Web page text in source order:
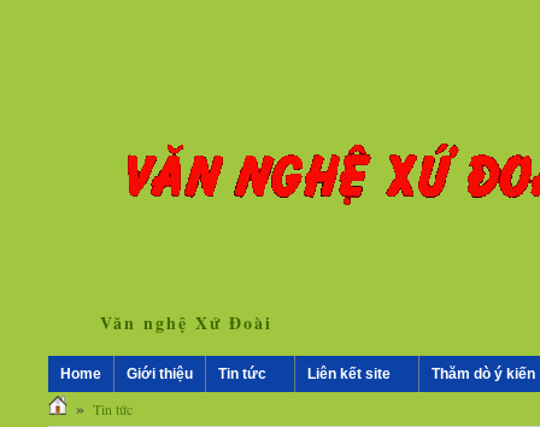
Văn nghệ Xứ Đoài
Home Giới thiệu Tin tức Liên kết site Thăm dò ý kiến
» Tin tức